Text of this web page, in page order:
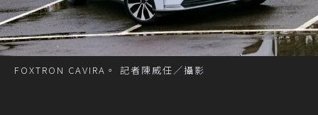
FOXTRON CAVIRA。 記者陳威任／攝影